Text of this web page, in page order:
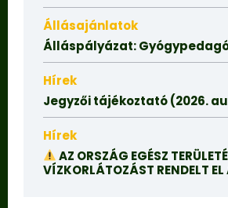
Állásajánlatok
Álláspályázat:
Hírek
Jegyzői tájékoztató (2026.
Hírek
AZ ORSZÁG EGÉSZ
VÍZKORLÁTOZÁST RENDELT